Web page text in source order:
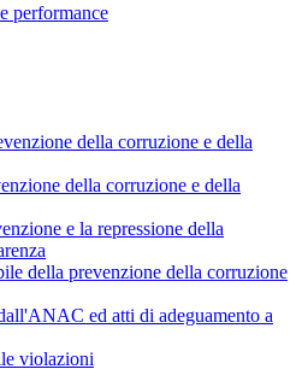
performance
della corruzione e della
della corruzione e della
e la repressione della
della prevenzione della corruzione
ed atti di adeguamento a
violazioni